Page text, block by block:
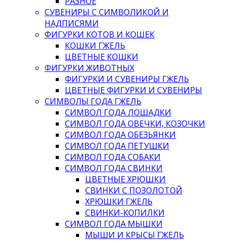
СУВЕНИРЫ С СИМВОЛИКОЙ И
НАДПИСЯМИ
ФИГУРКИ КОТОВ И КОШЕК
КОШКИ ГЖЕЛЬ
ЦВЕТНЫЕ КОШКИ
ФИГУРКИ ЖИВОТНЫХ
ФИГУРКИ И СУВЕНИРЫ ГЖЕЛЬ
ЦВЕТНЫЕ ФИГУРКИ И СУВЕНИРЫ
СИМВОЛЫ ГОДА ГЖЕЛЬ
СИМВОЛ ГОДА ЛОШАДКИ
СИМВОЛ ГОДА ОВЕЧКИ, КОЗОЧКИ
СИМВОЛ ГОДА ОБЕЗЬЯНКИ
СИМВОЛ ГОДА ПЕТУШКИ
СИМВОЛ ГОДА СОБАКИ
СИМВОЛ ГОДА СВИНКИ
ЦВЕТНЫЕ ХРЮШКИ
СВИНКИ С ПОЗОЛОТОЙ
ХРЮШКИ ГЖЕЛЬ
СВИНКИ-КОПИЛКИ
СИМВОЛ ГОДА МЫШКИ
МЫШИ И КРЫСЫ ГЖЕЛЬ